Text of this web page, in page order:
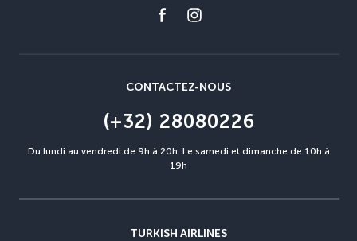
CONTACTEZ-NOUS
(+32) 28080226
Du lundi au vendredi de 9h à 20h. Le samedi et dimanche de 10h à
19h
TURKISH AIRLINES